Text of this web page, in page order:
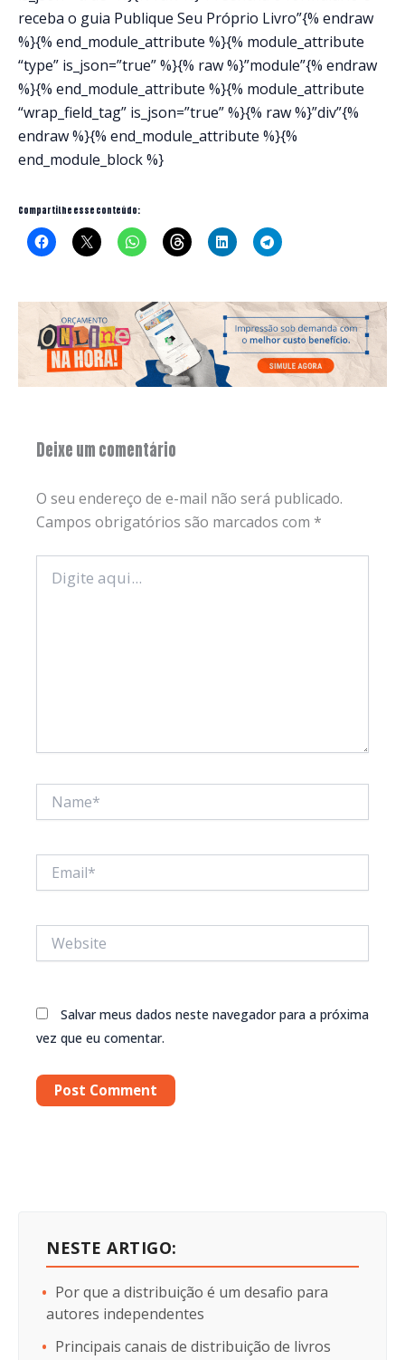
receba o guia Publique Seu Próprio Livro”{% endraw
%}{% end_module_attribute %}{% module_attribute
“type” is_json=”true” %}{% raw %}”module”{% endraw
%}{% end_module_attribute %}{% module_attribute
“wrap_field_tag” is_json=”true” %}{% raw %}”div”{%
endraw %}{% end_module_attribute %}{%
end_module_block %}
Compartilhe esse conteúdo:
Deixe um comentário
O seu endereço de e-mail não será publicado.
Campos obrigatórios são marcados com *
aqui...
Salvar meus dados neste navegador para a próxima
vez que eu comentar.
NESTE ARTIGO:
Por que a distribuição é um desafio para
autores independentes
Principais canais de distribuição de livros